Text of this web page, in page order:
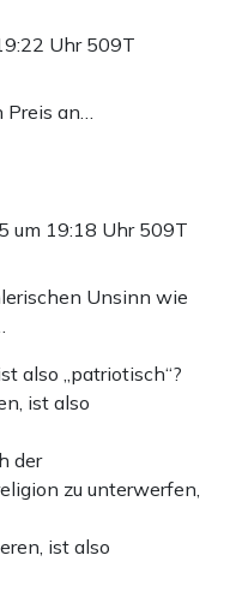
Uhr 509T
Preis an…
um 19:18 Uhr 509T
Unsinn wie
also „patriotisch“?
ist also
der
zu unterwerfen,
ist also